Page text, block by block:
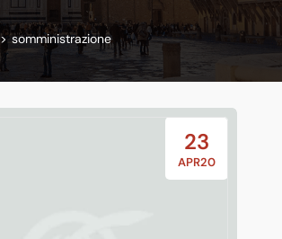
> somministrazione
23
APR20